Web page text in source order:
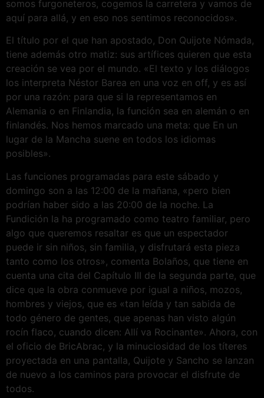
somos furgoneteros, cogemos la carretera y vamos de
aquí para allá, y en eso nos sentimos reconocidos».
El título por el que han apostado, Don Quijote Nómada,
tiene además otro matiz: sus artífices quieren que esta
creación se vea por el mundo. «El texto y los diálogos
los interpreta Néstor Barea en una voz en off, y es así
por una razón: para que si la representamos en
Alemania o en Finlandia, la función sea en alemán o en
finlandés. Nos hemos marcado una meta: que En un
lugar de la Mancha suene en todos los idiomas
posibles».
Las funciones programadas para este sábado y
domingo son a las 12:00 de la mañana, «pero bien
podrían haber sido a las 20:00 de la noche. La
Fundición la ha programado como teatro familiar, pero
algo que queremos resaltar es que un espectador
puede ir sin niños, sin familia, y disfrutará esta pieza
tanto como los otros», comenta Bolaños, que tiene en
cuenta una cita del Capítulo III de la segunda parte, que
dice que la obra conmueve por igual a niños, mozos,
hombres y viejos, que es «tan leída y tan sabida de
todo género de gentes, que apenas han visto algún
rocín flaco, cuando dicen: Allí va Rocinante». Ahora, con
el oficio de BricAbrac, y la minuciosidad de los títeres
proyectada en una pantalla, Quijote y Sancho se lanzan
de nuevo a los caminos para provocar el disfrute de
todos.